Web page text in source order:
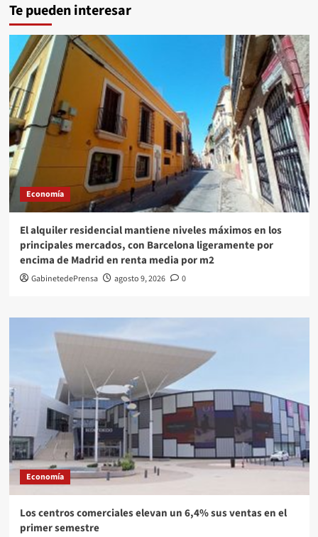
Te pueden interesar
Economía
El alquiler residencial mantiene niveles máximos en los
principales mercados, con Barcelona ligeramente por
encima de Madrid en renta media por m2
GabinetedePrensa agosto 9, 2026 0
Economía
Los centros comerciales elevan un 6,4% sus ventas en el
primer semestre